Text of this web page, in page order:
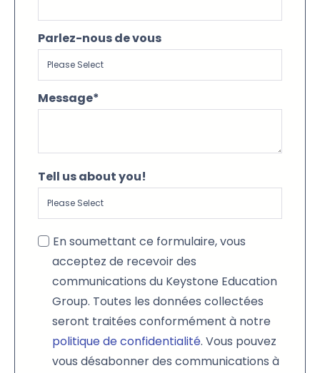
Parlez-nous de vous
Message*
Tell us about you!
En soumettant ce formulaire, vous
acceptez de recevoir des
communications du Keystone Education
Group. Toutes les données collectées
seront traitées conformément à notre
politique de confidentialité. Vous pouvez
vous désabonner des communications à